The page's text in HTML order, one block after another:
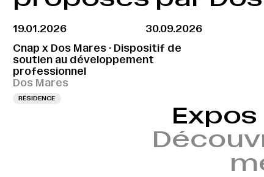
19.01.2026
30.09.2026
Cnap x Dos Mares · Dispositif de
soutien au développement
professionnel
Dos Mares
RÉSIDENCE